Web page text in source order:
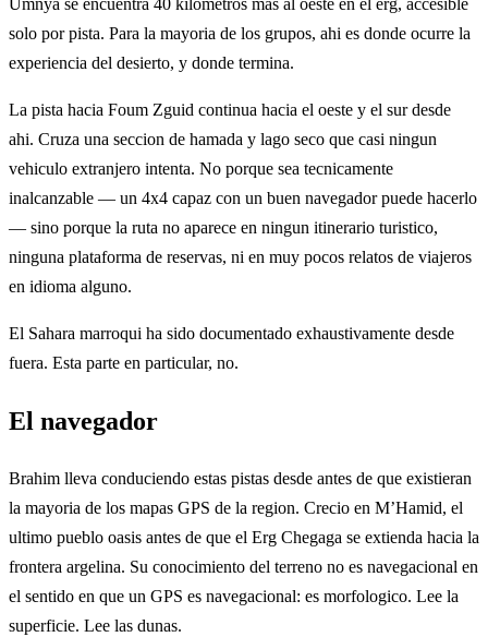
solo por pista. Para la mayoria de los grupos, ahi es donde ocurre la
experiencia del desierto, y donde termina.
La pista hacia Foum Zguid continua hacia el oeste y el sur desde
ahi. Cruza una seccion de hamada y lago seco que casi ningun
vehiculo extranjero intenta. No porque sea tecnicamente
inalcanzable — un 4x4 capaz con un buen navegador puede hacerlo
— sino porque la ruta no aparece en ningun itinerario turistico,
ninguna plataforma de reservas, ni en muy pocos relatos de viajeros
en idioma alguno.
El Sahara marroqui ha sido documentado exhaustivamente desde
fuera. Esta parte en particular, no.
El navegador
Brahim lleva conduciendo estas pistas desde antes de que existieran
la mayoria de los mapas GPS de la region. Crecio en M’Hamid, el
ultimo pueblo oasis antes de que el Erg Chegaga se extienda hacia la
frontera argelina. Su conocimiento del terreno no es navegacional en
el sentido en que un GPS es navegacional: es morfologico. Lee la
superficie. Lee las dunas.